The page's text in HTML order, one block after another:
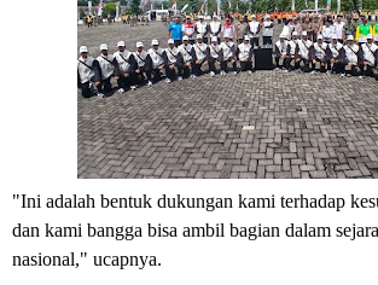
"Ini adalah bentuk dukungan kami terhadap
dan kami bangga bisa ambil bagian dalam
nasional," ucapnya.